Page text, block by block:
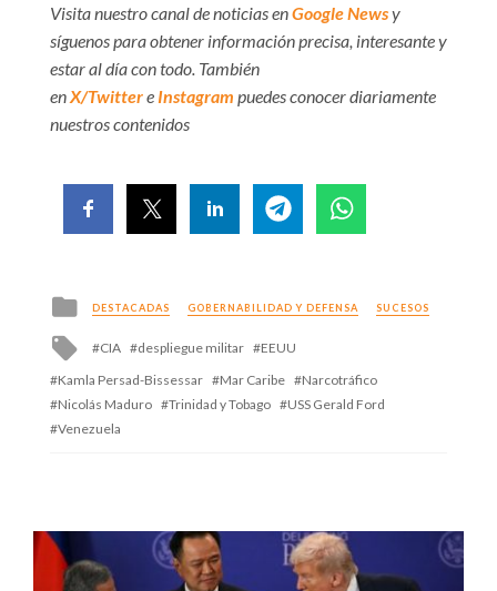
Visita nuestro canal de noticias enGoogle Newsy
síguenos para obtener información precisa, interesante y
estar al día con todo. También
en X/Twittere Instagram puedes conocer diariamente
nuestros contenidos
Posted
in
DESTACADAS GOBERNABILIDAD Y DEFENSA SUCESOS
Tagged
with
CIA despliegue militar
EEUU
Kamla Persad-Bissessar
Mar Caribe
Narcotráfico
Nicolás Maduro
Trinidad y Tobago
USS Gerald Ford
Venezuela